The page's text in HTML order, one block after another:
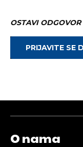
OSTAVI ODGOVOR
PRIJAVITE SE
O nama